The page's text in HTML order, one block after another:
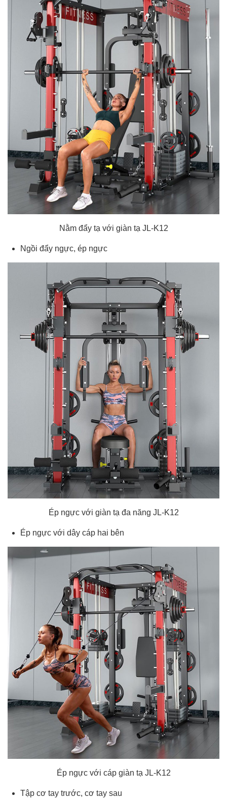
Nằm đẩy tạ với giàn tạ JL-K12
Ngồi đẩy ngực, ép ngực
Ép ngực với giàn tạ đa năng JL-K12
Ép ngực với dây cáp hai bên
Ép ngực với cáp giàn tạ JL-K12
Tập cơ tay trước, cơ tay sau